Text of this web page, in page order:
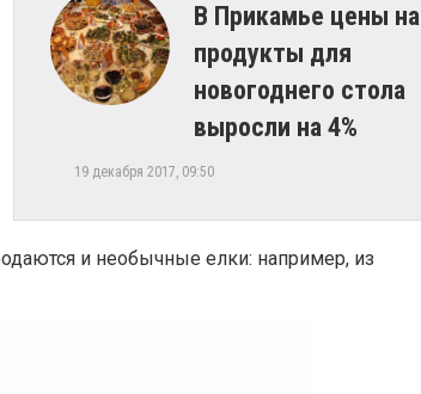
​В Прикамье цены на
продукты для
новогоднего стола
выросли на 4%
19 декабря 2017, 09:50
и необычные елки: например, из